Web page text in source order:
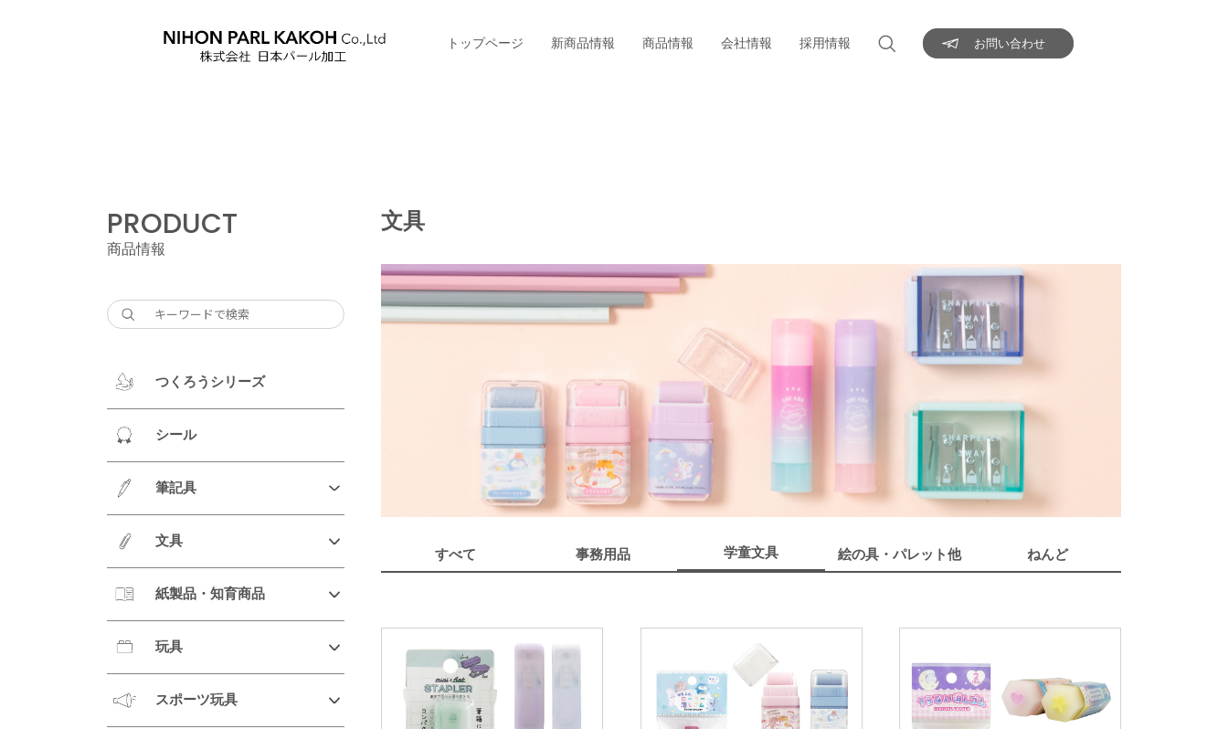
トップページ 新商品情報 商品情報 会社情報 採用情報 お問い合わせ
PRODUCT
商品情報
つくろうシリーズ
シール
筆記具
文具
紙製品・知育商品
玩具
スポーツ玩具
文具
すべて 事務用品 学童文具 絵の具・パレット他 ねんど